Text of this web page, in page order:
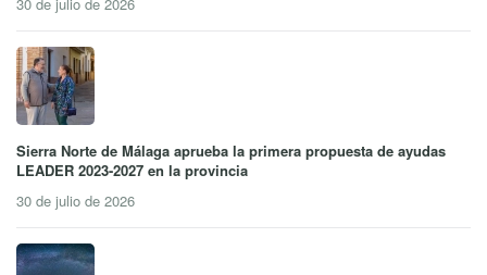
Sierra Norte de Málaga aprueba la primera propuesta de ayudas
LEADER 2023-2027 en la provincia
30 de julio de 2026